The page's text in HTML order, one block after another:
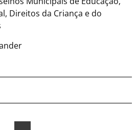
Direitos da Criança e do